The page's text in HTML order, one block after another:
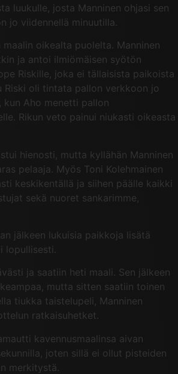
luukulle, josta Manninen ohjasi sen
jo viidennellä minuutilla.
maalin oikealta puolelta. Manninen
ja antoi ilmiömäisen syötön
Riskille, joka ei tällaisista paikoista
Riski oli tintata pallon verkkoon jo
kun Aho menetti pallon
Rikun veto painui niukasti oikeasta
hienosti, mutta kyllähän Manninen
pelaaja. Myös Toni Kolehmainen
keskikentällä ja siihen päälle kaikki
sekä nuoret sankarimme,
jälkeen lukuisia paikkoja lisätä
lopullisesti.
ja saatiin heti maali. Sen jälkeen
mutta sitten saatiin toinen
tiukka taistelupeli, Manninen
ratkaisuhetket.
kavennusmaalinsa aivan
joten sillä ei ollut pisteiden
merkitystä.